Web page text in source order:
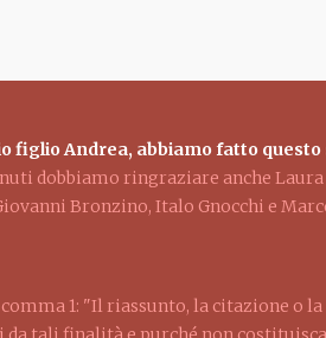
figlio Andrea, abbiamo fatto questo
dobbiamo ringraziare anche
Bronzino, Italo Gnocchi e
comma 1: "Il riassunto, la citazione